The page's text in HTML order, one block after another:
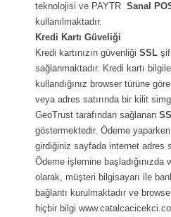
teknolojisi ve PAYTR Sanal
kullanılmaktadır.
Kredi Kartı Güveliği
Kredi kartınızın güvenliği SSL
sağlanmaktadır. Kredi kartı
kullandığınız browser türüne
veya adres satırında bir kilit
GeoTrust tarafından sağlanan
göstermektedir. Ödeme
girdiğiniz sayfada internet adres
Ödeme işlemine başladığınızda
olarak, müşteri bilgisayarı ile
bağlantı kurulmaktadır ve
hiçbir bilgi